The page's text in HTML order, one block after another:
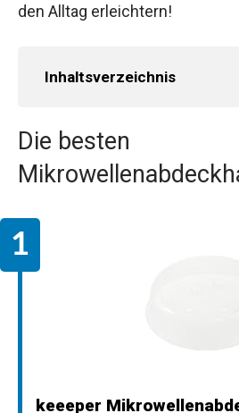
den Alltag erleichtern!
Inhaltsverzeichnis
Die besten
keeeper